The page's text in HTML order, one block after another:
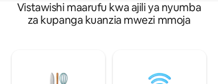
Vistawishi maarufu kwa ajili ya nyumba
za kupanga kuanzia mwezi mmoja